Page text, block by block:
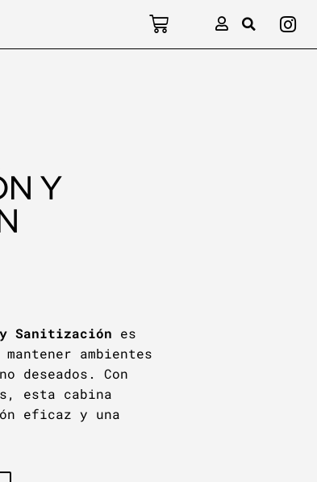
Y
Sanitización es
ambientes
deseados. Con
esta cabina
eficaz y una